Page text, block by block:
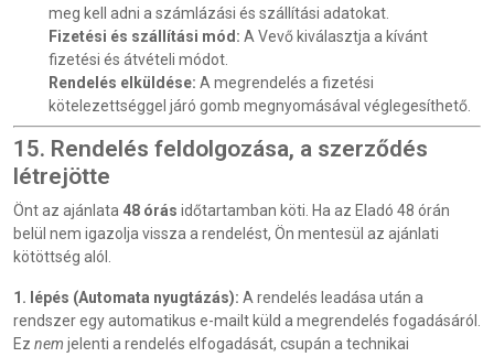
meg kell adni a számlázási és szállítási adatokat.
Fizetési és szállítási mód: A Vevő kiválasztja a kívánt
fizetési és átvételi módot.
Rendelés elküldése: A megrendelés a fizetési
kötelezettséggel járó gomb megnyomásával véglegesíthető.
15. Rendelés feldolgozása, a szerződés
létrejötte
Önt az ajánlata 48 órás időtartamban köti. Ha az Eladó 48 órán
belül nem igazolja vissza a rendelést, Ön mentesül az ajánlati
kötöttség alól.
1. lépés (Automata nyugtázás): A rendelés leadása után a
rendszer egy automatikus e-mailt küld a megrendelés fogadásáról.
Ez nem jelenti a rendelés elfogadását, csupán a technikai